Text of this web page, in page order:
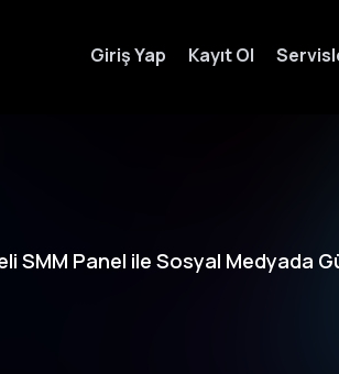
Giriş Yap Kayıt Ol
SMM Panel ile Sosyal Medyada